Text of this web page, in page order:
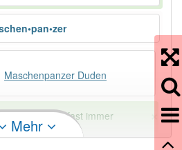
Maschenpanzer Duden
enden, haben fast immer
Mehr